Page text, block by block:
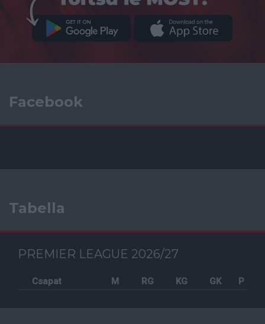
Facebook
Tabella
PREMIER LEAGUE 2026/27
Csapat M RG KG GK P